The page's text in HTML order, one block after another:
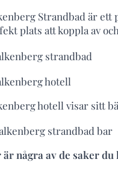
Strandbad är
plats att koppla av
hotell visar sitt
är några av de saker